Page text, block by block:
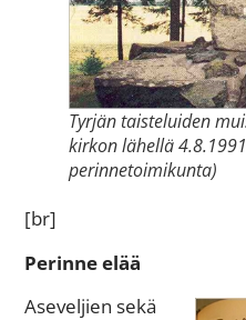
Tyrjän taisteluiden
kirkon lähellä
perinnetoimikunta)
[br]
Perinne elää
Aseveljien sekä